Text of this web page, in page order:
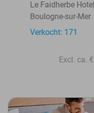
Le Faidherbe
Boulogne-sur-Mer
Verkocht: 171
Excl. ca.